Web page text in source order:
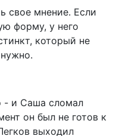
свое мнение. Если
форму, у него
который не
- и Саша сломал
он был не готов к
выходил